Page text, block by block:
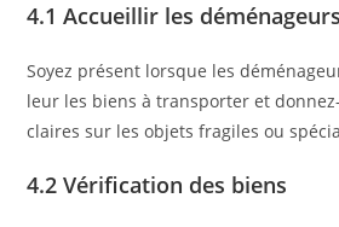
4.1 Accueillir les déménageurs
Soyez présent lorsque les
leur les biens à transporter et
claires sur les objets fragiles ou
4.2 Vérification des biens